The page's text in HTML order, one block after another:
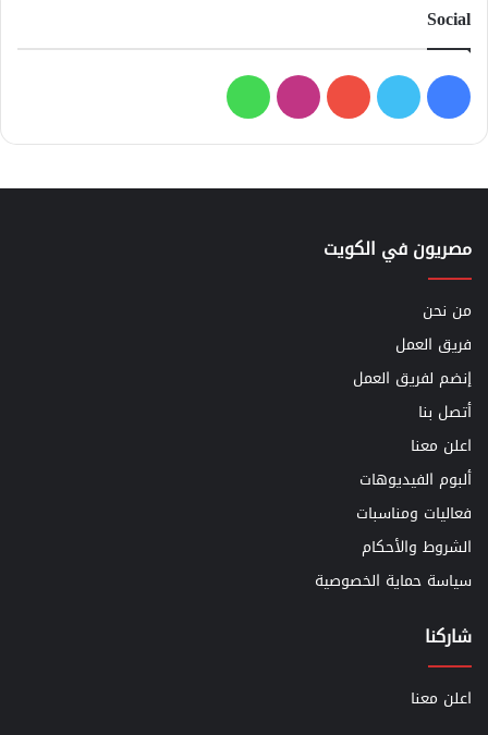
Social
فيسبوك
تويتر يوتيوبانستقرامواتساب
مصريون في الكويت
من نحن
فريق العمل
إنضم لفريق العمل
أتصل بنا
اعلن معنا
ألبوم الفيديوهات
فعاليات ومناسبات
الشروط والأحكام
سياسة حماية الخصوصية
شاركنا
اعلن معنا